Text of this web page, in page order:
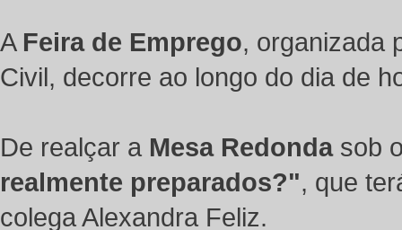
A Feira de Emprego, organizada
Civil, decorre ao longo do dia de
De realçar a Mesa Redondasob
realmente preparados?", que
colega Alexandra Feliz.